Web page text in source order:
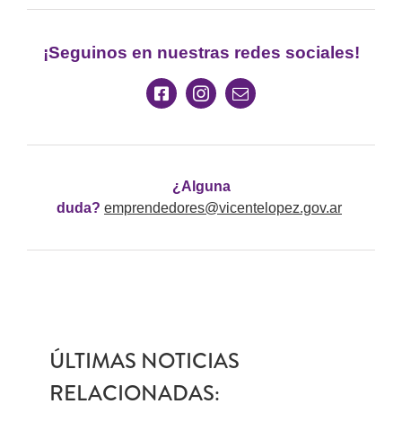
¡Seguinos en nuestras redes sociales!
¿Alguna
duda? emprendedores@vicentelopez.gov.ar
ÚLTIMAS NOTICIAS
RELACIONADAS: